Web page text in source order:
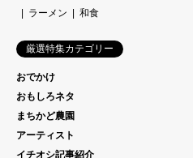
ラーメン
和食
厳選特集カテゴリー
おでかけ
おもしろネタ
まちかど農園
アーティスト
イチオシ記事紹介